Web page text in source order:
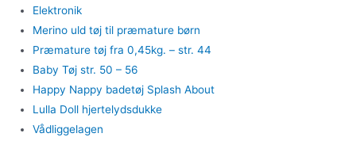
Elektronik
Merino uld tøj til præmature børn
Præmature tøj fra 0,45kg. – str. 44
Baby Tøj str. 50 – 56
Happy Nappy badetøj Splash About
Lulla Doll hjertelydsdukke
Vådliggelagen